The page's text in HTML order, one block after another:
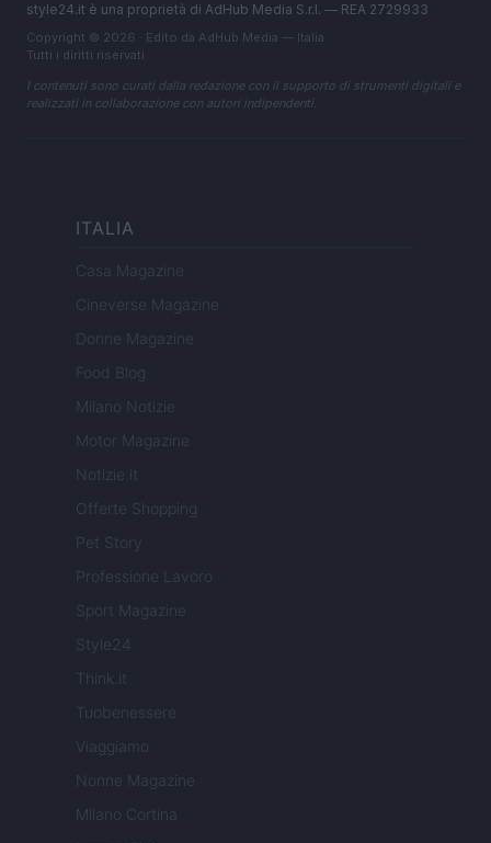
style24.it è una proprietà di AdHub Media S.r.l. — REA 2729933
Copyright © 2026 · Edito da AdHub Media — Italia
Tutti i diritti riservati
I contenuti sono curati dalla redazione con il supporto di strumenti digitali e
realizzati in collaborazione con autori indipendenti.
ITALIA
Casa Magazine
Cineverse Magazine
Donne Magazine
Food Blog
Milano Notizie
Motor Magazine
Notizie.it
Offerte Shopping
Pet Story
Professione Lavoro
Sport Magazine
Style24
Think.it
Tuobenessere
Viaggiamo
Nonne Magazine
Milano Cortina